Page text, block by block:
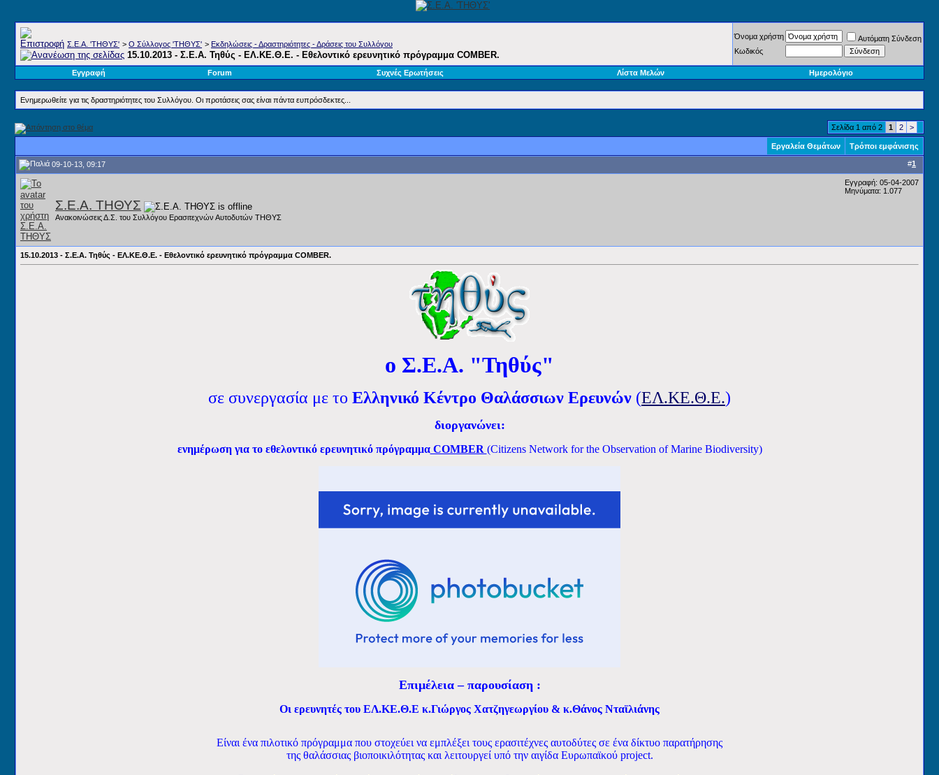
Σ.E.A. 'ΤΗΘΥΣ' > Ο Σύλλογος 'ΤΗΘΥΣ' > Εκδηλώσεις - Δραστηριότητες - Δράσεις του Συλλόγου
15.10.2013 - Σ.Ε.Α. Τηθύς - ΕΛ.ΚΕ.Θ.Ε. - Εθελοντικό ερευνητικό πρόγραμμα COMBER.
Όνομα χρήστη
Αυτόματη Σύνδεση
Κωδικός
Εγγραφή Forum Συχνές Ερωτήσεις Λίστα Μελών Ημερολόγιο
Ενημερωθείτε για τις δραστηριότητες του Συλλόγου. Οι προτάσεις σας είναι πάντα ευπρόσδεκτες...
Σελίδα 1 από 2 1 2 >
Εργαλεία Θεμάτων Τρόποι εμφάνισης
#1
09-10-13, 09:17
Σ.Ε.Α. ΤΗΘΥΣ
Ανακοινώσεις Δ.Σ. του Συλλόγου Ερασιτεχνών Αυτοδυτών ΤΗΘΥΣ
Εγγραφή: 05-04-2007
Μηνύματα: 1.077
15.10.2013 - Σ.Ε.Α. Τηθύς - ΕΛ.ΚΕ.Θ.Ε. - Εθελοντικό ερευνητικό πρόγραμμα COMBER.
ο Σ.Ε.Α. "Τηθύς"
σε συνεργασία με το Ελληνικό Κέντρο Θαλάσσιων Ερευνών (ΕΛ.ΚΕ.Θ.Ε.)
διοργανώνει:
ενημέρωση για το εθελοντικό ερευνητικό πρόγραμμαCOMBER (Citizens Network for the Observation of Marine Biodiversity)
Επιμέλεια – παρουσίαση :
Οι ερευνητές του ΕΛ.ΚΕ.Θ.Ε κ.Γιώργος Χατζηγεωργίου & κ.Θάνος Νταϊλιάνης
Είναι ένα πιλοτικό πρόγραμμα που στοχεύει να εμπλέξει τους ερασιτέχνες αυτοδύτες σε ένα δίκτυο παρατήρησης
της θαλάσσιας βιοποικιλότητας και λειτουργεί υπό την αιγίδα Ευρωπαϊκού project.